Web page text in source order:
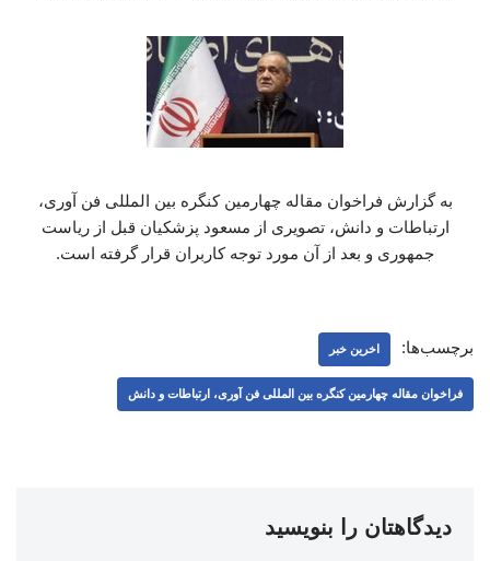
به گزارش فراخوان مقاله چهارمین کنگره بین المللی فن آوری،
ارتباطات و دانش، تصویری از مسعود پزشکیان قبل از ریاست
جمهوری و بعد از آن مورد توجه کاربران قرار گرفته است.
برچسب‌ها: اخرین خبر
فراخوان مقاله چهارمین کنگره بین المللی فن آوری، ارتباطات و دانش
دیدگاهتان را بنویسید